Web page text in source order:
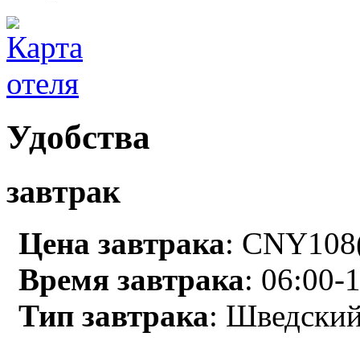
Удобства
завтрак
Цена завтрака:
Время завтрака: 06:00-
Тип завтрака: